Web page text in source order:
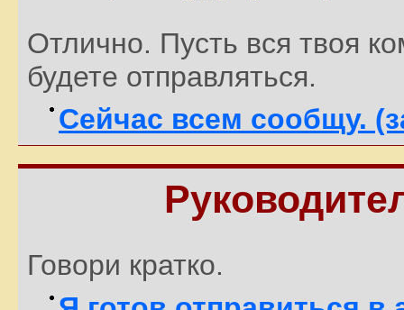
Отлично. Пусть вся твоя
будете отправляться.
Сейчас всем сообщу.
Говори кратко.